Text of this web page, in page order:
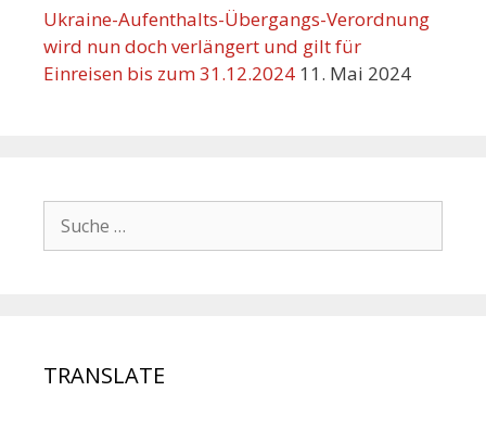
Ukraine-Aufenthalts-Übergangs-Verordnung
wird nun doch verlängert und gilt für
Einreisen bis zum 31.12.2024 11. Mai 2024
TRANSLATE